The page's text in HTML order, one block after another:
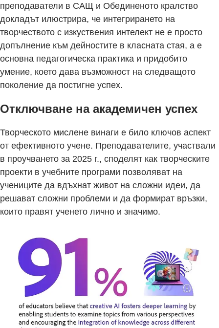
преподаватели в САЩ и Обединеното кралство
докладът илюстрира, че интегрирането на
творчеството с изкуствения интелект не е просто
допълнение към дейностите в класната стая, а е
основна педагогическа практика и придобито
умение, което дава възможност на следващото
поколение да постигне успех.
Отключване на академичен успех
Творческото мислене винаги е било ключов аспект
от ефективното учене. Преподавателите, участвали
в проучването за 2025 г., споделят как творческите
проекти в учебните програми позволяват на
учениците да вдъхнат живот на сложни идеи, да
решават сложни проблеми и да формират връзки,
които правят ученето лично и значимо.